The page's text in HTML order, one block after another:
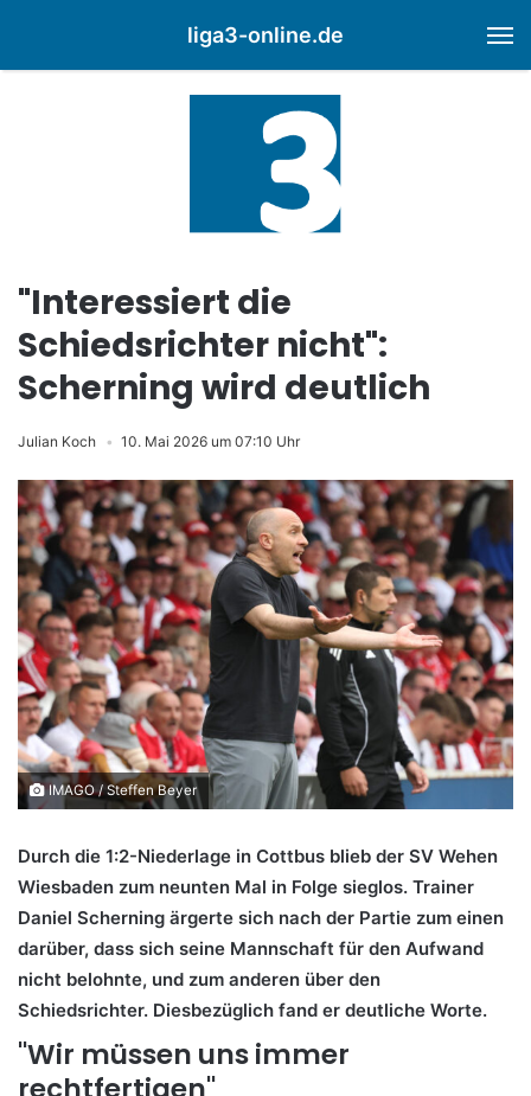
liga3-online.de
"Interessiert die
Schiedsrichter nicht":
Scherning wird deutlich
Julian Koch 10. Mai 2026 um 07:10 Uhr
IMAGO / Steffen Beyer
Durch die 1:2-Niederlage in Cottbus blieb der SV Wehen
Wiesbaden zum neunten Mal in Folge sieglos. Trainer
Daniel Scherning ärgerte sich nach der Partie zum einen
darüber, dass sich seine Mannschaft für den Aufwand
nicht belohnte, und zum anderen über den
Schiedsrichter. Diesbezüglich fand er deutliche Worte.
"Wir müssen uns immer